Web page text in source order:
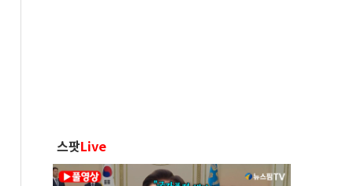
스팟Live